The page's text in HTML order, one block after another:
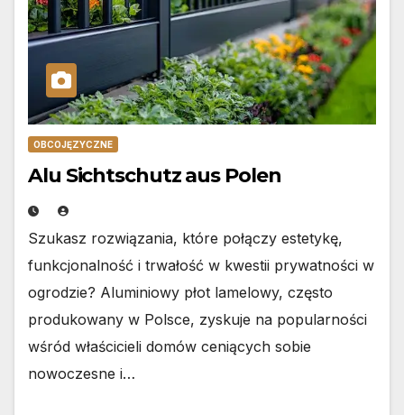
OBCOJĘZYCZNE
Alu Sichtschutz aus Polen
Szukasz rozwiązania, które połączy estetykę,
funkcjonalność i trwałość w kwestii prywatności w
ogrodzie? Aluminiowy płot lamelowy, często
produkowany w Polsce, zyskuje na popularności
wśród właścicieli domów ceniących sobie
nowoczesne i…